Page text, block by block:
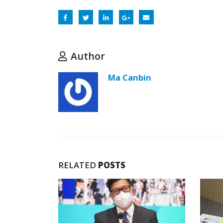
Author
Ma Canbin
RELATED POSTS